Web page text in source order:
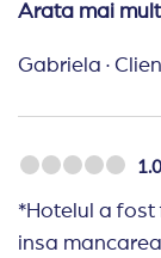
curatenie (in 5
precum si in
diversificata.
locale (dp
hoteluri de 4*
Arata mai mult
Gabriela ·
*Hotelul a
insa